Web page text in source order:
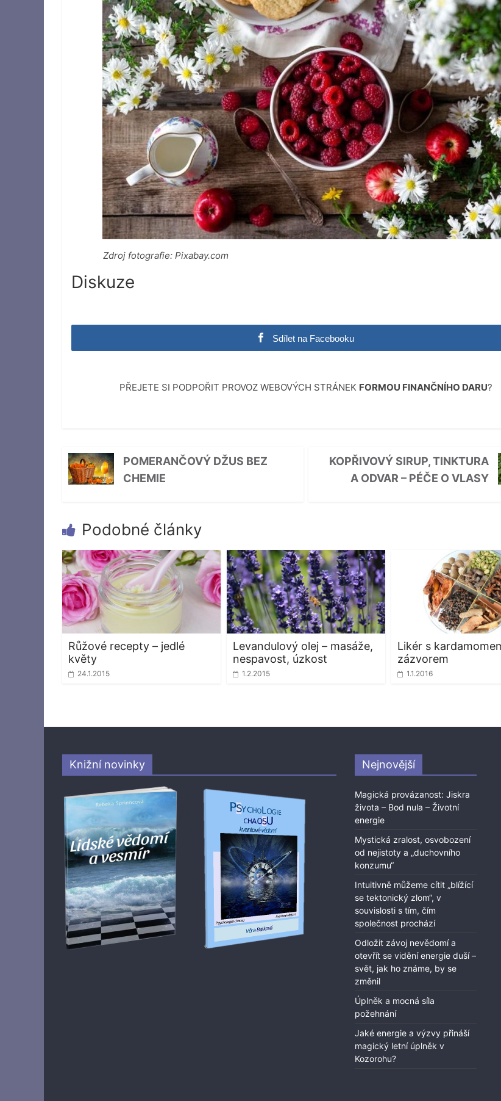
Zdroj fotografie: Pixabay.com
Diskuze
Sdílet na Facebooku
PŘEJETE SI PODPOŘIT PROVOZ WEBOVÝCH STRÁNEK FORMOU FINANČNÍHO DARU?
POMERANČOVÝ DŽUS BEZ
CHEMIE
KOPŘIVOVÝ SIRUP, TINKTURA
A ODVAR – PÉČE O VLASY
Podobné články
Růžové recepty – jedlé
květy
24.1.2015
Levandulový olej – masáže,
nespavost, úzkost
1.2.2015
Likér s
zázvorem
1.1.2016
Knižní novinky Nejnovější
Magická provázanost: Jiskra
života – Bod nula – Životní
energie
Mystická zralost, osvobození
od nejistoty a „duchovního
konzumu“
Intuitivně můžeme cítit „blížící
se tektonický zlom“, v
souvislosti s tím, čím
společnost prochází
Odložit závoj nevědomí a
otevřít se vidění energie duší –
svět, jak ho známe, by se
změnil
Úplněk a mocná síla
požehnání
Jaké energie a výzvy přináší
magický letní úplněk v
Kozorohu?